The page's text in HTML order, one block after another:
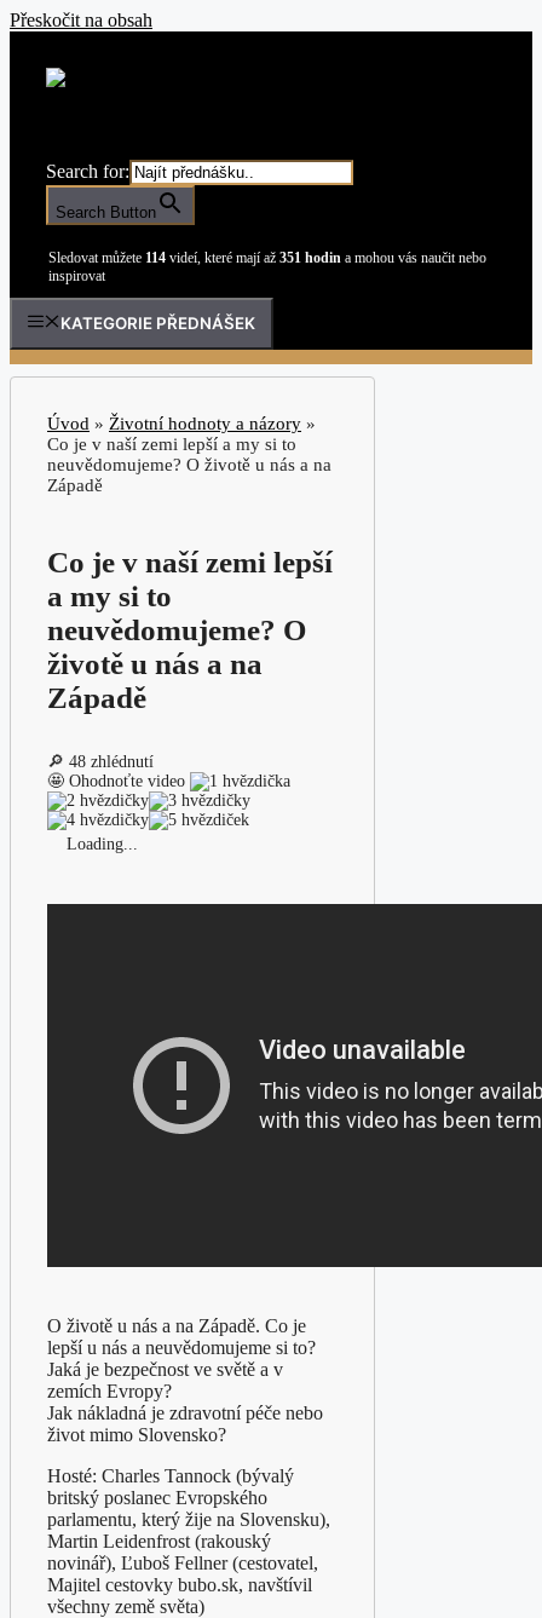
Přeskočit na obsah
Search for:
Search Button
Sledovat můžete 114 videí, které mají až 351 hodin a mohou vás naučit nebo
inspirovat
KATEGORIE PŘEDNÁŠEK
Úvod » Životní hodnoty a názory »
Co je v naší zemi lepší a my si to
neuvědomujeme? O životě u nás a na
Západě
Co je v naší zemi lepší
a my si to
neuvědomujeme? O
životě u nás a na
Západě
🔎 48 zhlédnutí
🤩 Ohodnoťte video
Loading...
O životě u nás a na Západě. Co je
lepší u nás a neuvědomujeme si to?
Jaká je bezpečnost ve světě a v
zemích Evropy?
Jak nákladná je zdravotní péče nebo
život mimo Slovensko?
Hosté: Charles Tannock (bývalý
britský poslanec Evropského
parlamentu, který žije na Slovensku),
Martin Leidenfrost (rakouský
novinář), Ľuboš Fellner (cestovatel,
Majitel cestovky bubo.sk, navštívil
všechny země světa)